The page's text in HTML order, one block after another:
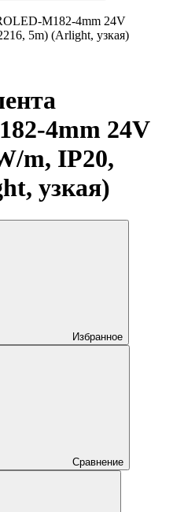
M182-4mm 24V
5m) (Arlight, узкая)
4mm 24V
m, IP20,
узкая)
Избранное
Сравнение